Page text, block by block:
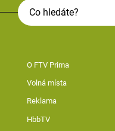
O FTV Prima
Volná místa
Reklama
HbbTV